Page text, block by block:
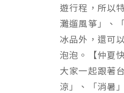
遊行程，所以
灘遛風箏」、
冰品外，還可
泡泡。【仲夏
大家一起跟著
涼」、「消暑